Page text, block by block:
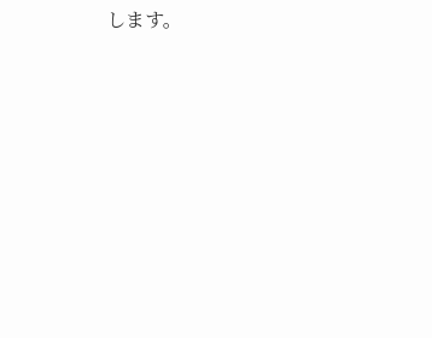
します。